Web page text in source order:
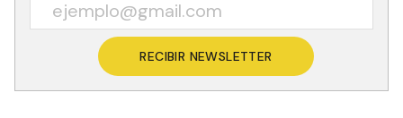
RECIBIR NEWSLETTER